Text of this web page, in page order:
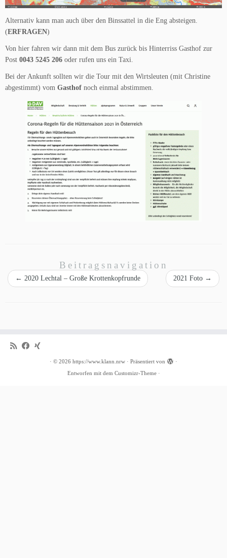
Alternativ kann man auch über den Binssattel in die Eng absteigen.
(ERFRAGEN)
Von hier fahren wir dann mit dem Bus zurück bis Hinterriss Gasthof zur
Post 0043 5245 206 oder rufen uns ein Taxi.
Bei der Ankunft sollten wir die Tour mit den Wirtsleuten (mit Christine
abgestimmt) vom Gasthof noch einmal abstimmen.
Beitragsnavigation
← 2020 Lechtal – Große Krottenkopfrunde 2021 Foto →
· © 2026 https://www.klann.nrw · Präsentiert von
·
Entworfen mit dem Customizr-Theme·